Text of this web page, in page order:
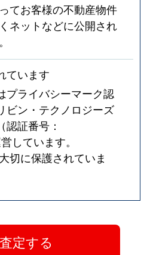
てお客様の不動産物件
ネットなどに公開され
ています
プライバシーマーク認
ビン・テクノロジーズ
認証番号：
しています。
切に保護されていま